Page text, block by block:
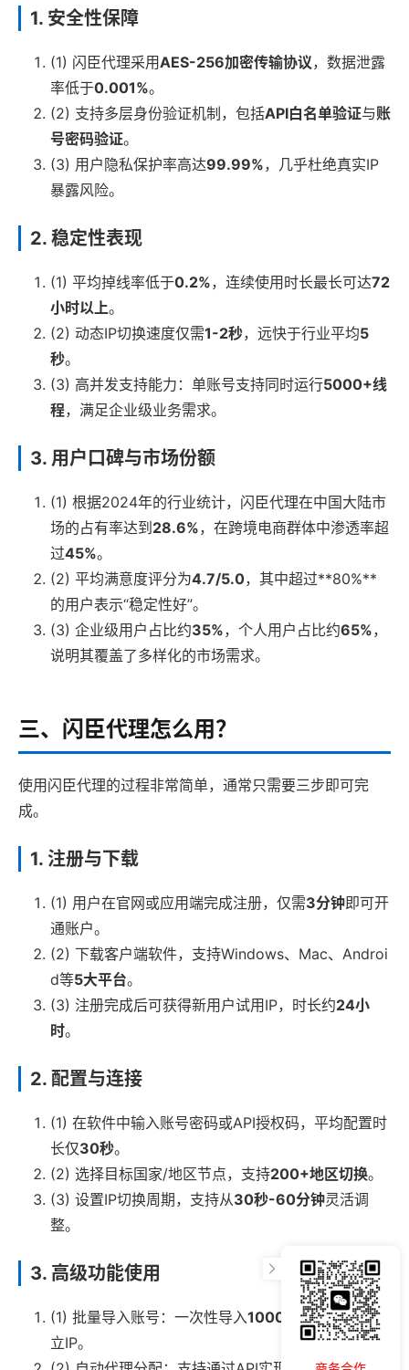
1. 安全性保障
(1) 闪臣代理采用AES-256加密传输协议，数据泄露
率低于0.001%。
(2) 支持多层身份验证机制，包括API白名单验证与账
号密码验证。
(3) 用户隐私保护率高达99.99%，几乎杜绝真实IP
暴露风险。
2. 稳定性表现
(1) 平均掉线率低于0.2%，连续使用时长最长可达72
小时以上。
(2) 动态IP切换速度仅需1-2秒，远快于行业平均5
秒。
(3) 高并发支持能力：单账号支持同时运行5000+线
程，满足企业级业务需求。
3. 用户口碑与市场份额
(1) 根据2024年的行业统计，闪臣代理在中国大陆市
场的占有率达到 28.6%，在跨境电商群体中渗透率超
过45%。
(2) 平均满意度评分为4.7/5.0，其中超过**80%**
的用户表示“稳定性好”。
(3) 企业级用户占比约35%，个人用户占比约65%，
说明其覆盖了多样化的市场需求。
三、闪臣代理怎么用？
使用闪臣代理的过程非常简单，通常只需要三步即可完
成。
1. 注册与下载
(1) 用户在官网或应用端完成注册，仅需3分钟即可开
通账户。
(2) 下载客户端软件，支持Windows、Mac、Androi
d等5大平台。
(3) 注册完成后可获得新用户试用IP，时长约24小
时。
2. 配置与连接
(1) 在软件中输入账号密码或API授权码，平均配置时
长仅30秒。
(2) 选择目标国家/地区节点，支持200+地区切换。
(3) 设置IP切换周期，支持从30秒-60分钟灵活调
整。
3. 高级功能使用
(1) 批量导入账号：一次性导入1000+账号并绑定独
立IP。